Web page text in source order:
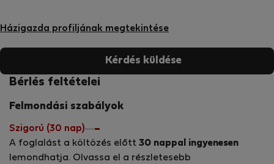
Házigazda profiljának megtekintése
Kérdés küldése
Bérlés feltételei
Felmondási szabályok
Szigorú (30 nap)
A foglalást a költözés előtt 30 nappal ingyenesen
lemondhatja. Olvassa el a részletesebb